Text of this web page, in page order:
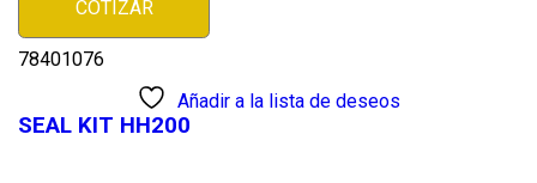
COTIZAR
78401076
Añadir a la lista de deseos
SEAL KIT HH200